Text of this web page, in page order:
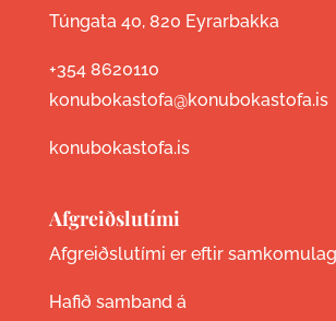
Túngata 40, 820 Eyrarbakka
+354 8620110
konubokastofa@konubokastofa.is
konubokastofa.is
Afgreiðslutími
Afgreiðslutími er eftir
Hafið samband á